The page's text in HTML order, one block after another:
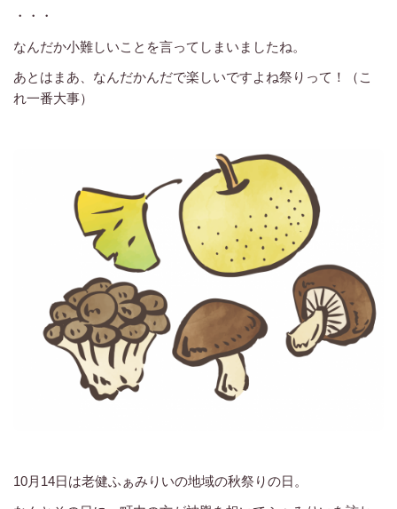
・・・
なんだか小難しいことを言ってしまいましたね。
あとはまあ、なんだかんだで楽しいですよね祭りって！（こ
れ一番大事）
10月14日は老健ふぁみりいの地域の秋祭りの日。